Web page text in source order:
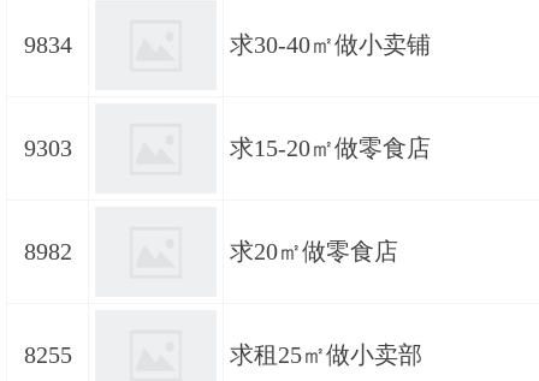
9834 求30-40㎡做小卖铺
9303 求15-20㎡做零食店
8982 求20㎡做零食店
8255 求租25㎡做小卖部